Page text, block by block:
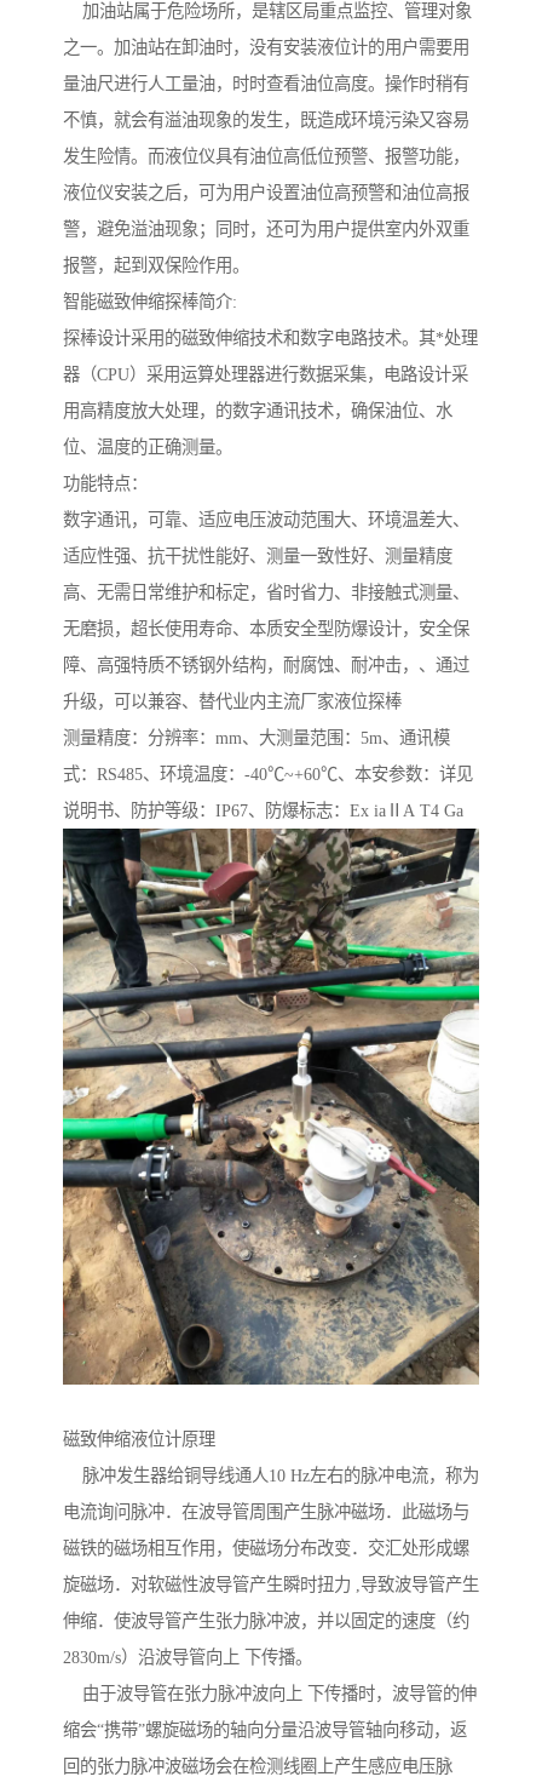
加油站属于危险场所，是辖区局重点监控、管理对象
之一。加油站在卸油时，没有安装液位计的用户需要用
量油尺进行人工量油，时时查看油位高度。操作时稍有
不慎，就会有溢油现象的发生，既造成环境污染又容易
发生险情。而液位仪具有油位高低位预警、报警功能，
液位仪安装之后，可为用户设置油位高预警和油位高报
警，避免溢油现象；同时，还可为用户提供室内外双重
报警，起到双保险作用。
智能磁致伸缩探棒简介:
探棒设计采用的磁致伸缩技术和数字电路技术。其*处理
器（CPU）采用运算处理器进行数据采集，电路设计采
用高精度放大处理，的数字通讯技术，确保油位、水
位、温度的正确测量。
功能特点：
数字通讯，可靠、适应电压波动范围大、环境温差大、
适应性强、抗干扰性能好、测量一致性好、测量精度
高、无需日常维护和标定，省时省力、非接触式测量、
无磨损，超长使用寿命、本质安全型防爆设计，安全保
障、高强特质不锈钢外结构，耐腐蚀、耐冲击，、通过
升级，可以兼容、替代业内主流厂家液位探棒
测量精度：分辨率：mm、大测量范围：5m、通讯模
式：RS485、环境温度：-40℃~+60℃、本安参数：详见
说明书、防护等级：IP67、防爆标志：Ex iaⅡA T4 Ga
磁致伸缩液位计原理
脉冲发生器给铜导线通人10 Hz左右的脉冲电流，称为
电流询问脉冲．在波导管周围产生脉冲磁场．此磁场与
磁铁的磁场相互作用，使磁场分布改变．交汇处形成螺
旋磁场．对软磁性波导管产生瞬时扭力 ,导致波导管产生
伸缩．使波导管产生张力脉冲波，并以固定的速度（约
2830m/s）沿波导管向上 下传播。
由于波导管在张力脉冲波向上 下传播时，波导管的伸
缩会“携带”螺旋磁场的轴向分量沿波导管轴向移动，返
回的张力脉冲波磁场会在检测线圈上产生感应电压脉